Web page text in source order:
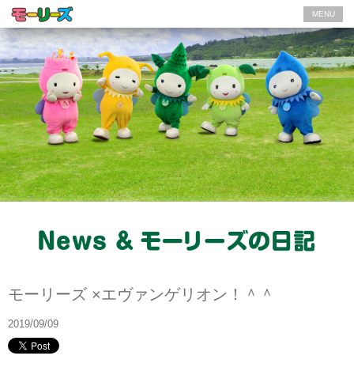
MENU
モーリーズ ×エヴァンゲリオン！＾＾
2019/09/09